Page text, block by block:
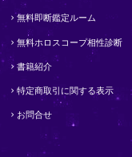
無料即断鑑定ルーム
無料ホロスコープ相性診断
書籍紹介
特定商取引に関する表示
お問合せ